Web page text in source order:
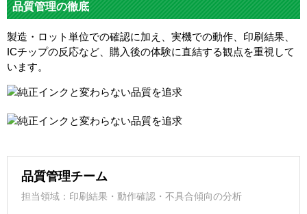
品質管理の徹底
製造・ロット単位での確認に加え、実機での動作、印刷結果、
ICチップの反応など、購入後の体験に直結する観点を重視して
います。
品質管理チーム
担当領域：印刷結果・動作確認・不具合傾向の分析